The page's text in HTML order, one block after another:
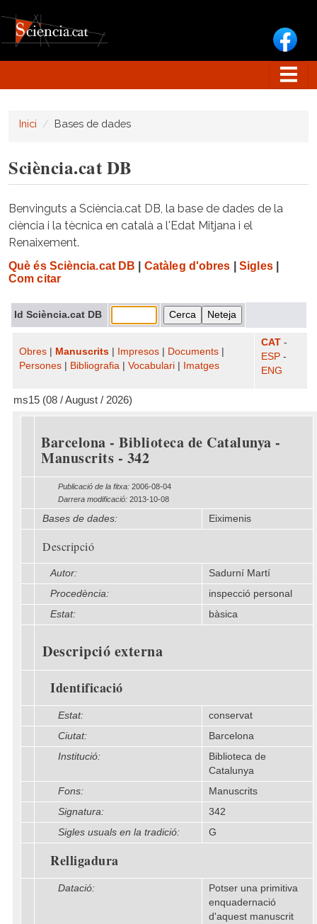
Inici Bases de dades
Sciència.cat DB
Benvinguts a Sciència.cat DB, la base de dades de la
ciència i la tècnica en català a l'Edat Mitjana i el
Renaixement.
Què és Sciència.cat DB Catàleg d'obres Sigles|
Com citar
Id Sciència.cat DB
Obres Manuscrits Impresos Documents
Persones
Bibliografia Vocabulari Imatges
CAT -
ESP -
ENG
ms15 (08 / August / 2026)
Barcelona - Biblioteca de Catalunya -
Manuscrits - 342
Publicació de la fitxa: 2006-08-04
Darrera modificació: 2013-10-08
Bases de dades: Eiximenis
Descripció
Autor:
Sadurní Martí
Procedència:
inspecció personal
Estat:
bàsica
Descripció externa
Identificació
Estat:
conservat
Ciutat:
Barcelona
Institució:
Biblioteca de
Catalunya
Fons:
Manuscrits
Signatura:
342
Sigles usuals en la tradició:
G
Relligadura
Datació:
Potser una primitiva
enquadernació
d'aquest manuscrit